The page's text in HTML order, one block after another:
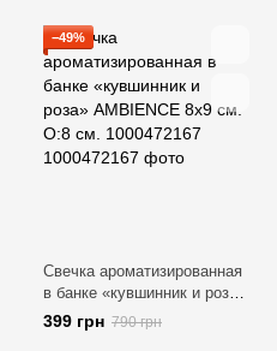
−49%
Свечка ароматизированная
в банке «кувшинник и роза»
AMBIENCE 8х9 см. O:8 см.
1000472167
399 грн 790 грн